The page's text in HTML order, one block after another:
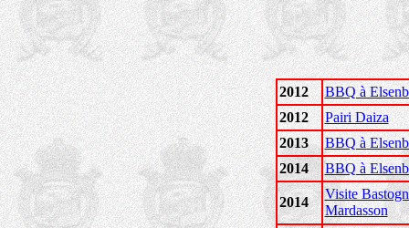
2012
BBQ à
2012
Pairi Daiza
2013
BBQ à
2014
BBQ à
2014
Visite
Mardasson